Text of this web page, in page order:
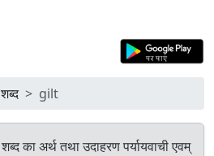
शब्द gilt
शब्द का अर्थ तथा उदाहरण पर्यायवाची एवम्